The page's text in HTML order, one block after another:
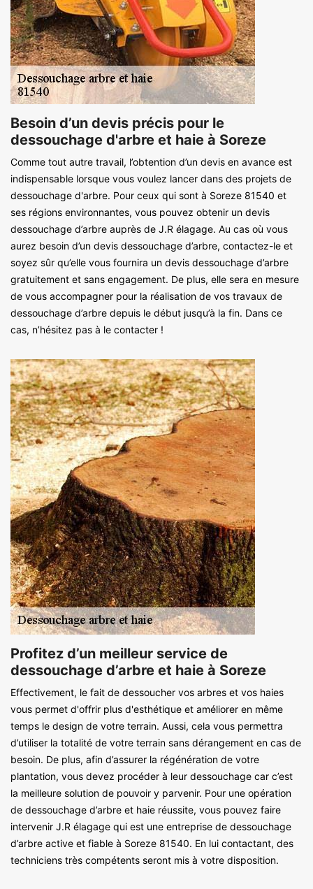
Besoin d’un devis précis pour le
dessouchage d'arbre et haie à Soreze
Comme tout autre travail, l’obtention d’un devis en avance est
indispensable lorsque vous voulez lancer dans des projets de
dessouchage d'arbre. Pour ceux qui sont à Soreze 81540 et
ses régions environnantes, vous pouvez obtenir un devis
dessouchage d’arbre auprès de J.R élagage. Au cas où vous
aurez besoin d’un devis dessouchage d’arbre, contactez-le et
soyez sûr qu’elle vous fournira un devis dessouchage d’arbre
gratuitement et sans engagement. De plus, elle sera en mesure
de vous accompagner pour la réalisation de vos travaux de
dessouchage d’arbre depuis le début jusqu’à la fin. Dans ce
cas, n’hésitez pas à le contacter !
Profitez d’un meilleur service de
dessouchage d’arbre et haie à Soreze
Effectivement, le fait de dessoucher vos arbres et vos haies
vous permet d'offrir plus d'esthétique et améliorer en même
temps le design de votre terrain. Aussi, cela vous permettra
d’utiliser la totalité de votre terrain sans dérangement en cas de
besoin. De plus, afin d’assurer la régénération de votre
plantation, vous devez procéder à leur dessouchage car c’est
la meilleure solution de pouvoir y parvenir. Pour une opération
de dessouchage d’arbre et haie réussite, vous pouvez faire
intervenir J.R élagage qui est une entreprise de dessouchage
d’arbre active et fiable à Soreze 81540. En lui contactant, des
techniciens très compétents seront mis à votre disposition.